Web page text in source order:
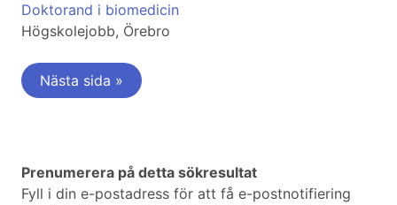
Doktorand i biomedicin
Högskolejobb, Örebro
Nästa sida »
Prenumerera på detta sökresultat
Fyll i din e-postadress för att få e-postnotifiering